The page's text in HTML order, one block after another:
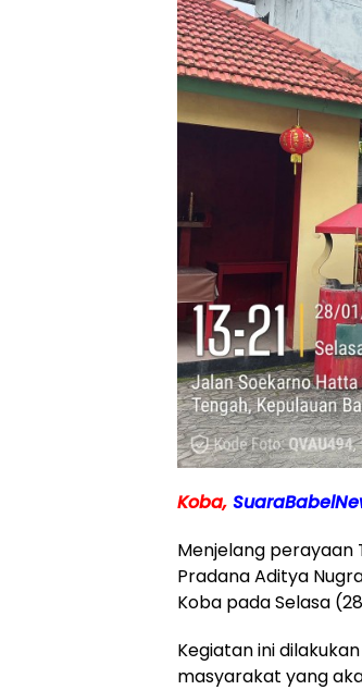
Koba,
Menjelang perayaan
Pradana Aditya
Koba pada Selasa
Kegiatan ini
masyarakat yang